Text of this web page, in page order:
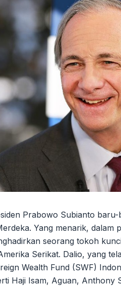
Prabowo Subianto
Yang menarik, dalam
seorang tokoh
Serikat. Dalio, yang
Wealth Fund (SWF)
Haji Isam, Aguan, Anthony